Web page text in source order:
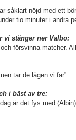
såklart nöjd med ett
tio minuter i andra
vi stänger ner Valbo:
försvinna matcher.
tar de lägen vi får”.
i bäst av tre:
är det fys med